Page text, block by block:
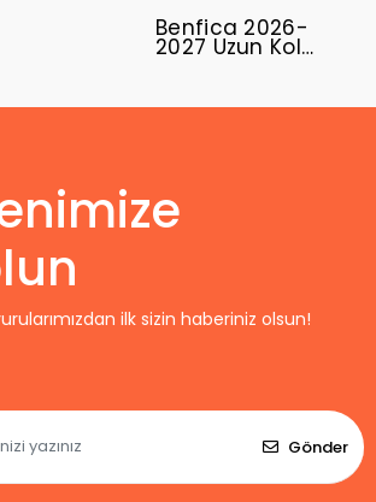
Benfica 2026-
2027 Uzun Kol
ilk sizin haberiniz olsun!
Gönder